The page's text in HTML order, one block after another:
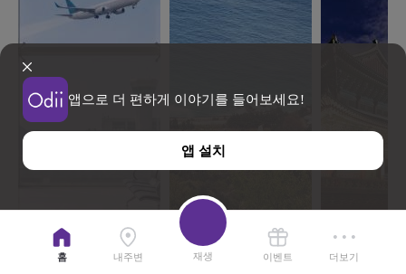
앱으로 더 편하게 이야기를 들어보세요!
앱 설치
지역공항과 함께하는 소도시 여행 한눈에 담는
홈 내주변 재생 이벤트 더보기